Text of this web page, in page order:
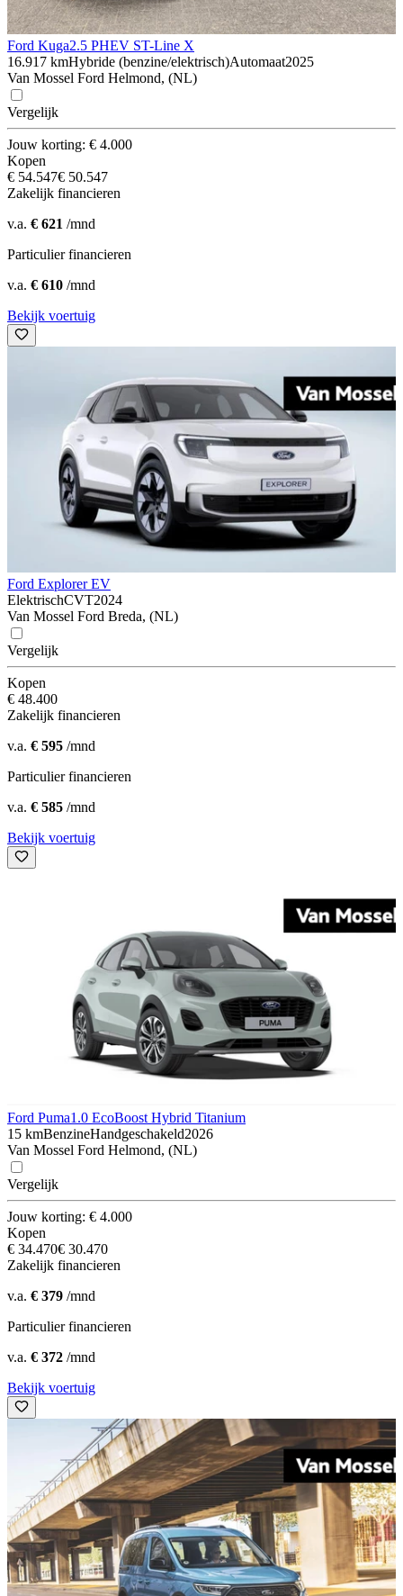
Ford Kuga2.5 PHEV ST-Line X
16.917 kmHybride (benzine/elektrisch)Automaat2025
Van Mossel Ford Helmond, (NL)
Vergelijk
Jouw korting: € 4.000
Kopen
€ 54.547€ 50.547
Zakelijk financieren
v.a. € 621 /mnd
Particulier financieren
v.a. € 610 /mnd
Bekijk voertuig
Ford Explorer EV
ElektrischCVT2024
Van Mossel Ford Breda, (NL)
Vergelijk
Kopen
€ 48.400
Zakelijk financieren
v.a. € 595 /mnd
Particulier financieren
v.a. € 585 /mnd
Bekijk voertuig
Ford Puma1.0 EcoBoost Hybrid Titanium
15 kmBenzineHandgeschakeld2026
Van Mossel Ford Helmond, (NL)
Vergelijk
Jouw korting: € 4.000
Kopen
€ 34.470€ 30.470
Zakelijk financieren
v.a. € 379 /mnd
Particulier financieren
v.a. € 372 /mnd
Bekijk voertuig